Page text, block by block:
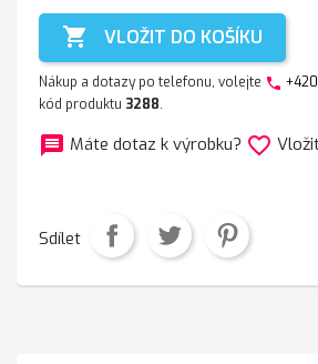
 VLOŽIT DO KOŠÍKU
Nákup a dotazy po telefonu, volejte phone
kód produktu 3288.
message Máte dotaz k výrobku? favorite_border
Sdílet